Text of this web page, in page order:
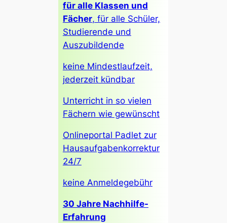
für alle Klassen und
Fächer, für alle Schüler,
Studierende und
Auszubildende
keine Mindestlaufzeit,
jederzeit kündbar
Unterricht in so vielen
Fächern wie gewünscht
Onlineportal Padlet zur
Hausaufgabenkorrektur
24/7
keine Anmeldegebühr
30 Jahre Nachhilfe-
Erfahrung